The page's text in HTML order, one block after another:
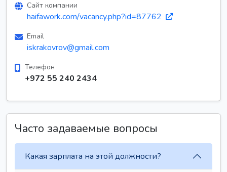
Сайт компании
haifawork.com/vacancy.php?id=87762
Email
iskrakovrov@gmail.com
Телефон
+972 55 240 2434
Часто задаваемые вопросы
Какая зарплата на этой должности?